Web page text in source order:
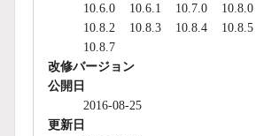
10.6.0
10.6.1 10.7.0 10.8.0
10.8.2
10.8.3 10.8.4 10.8.5
10.8.7
改修バージョン
公開日
2016-08-25
更新日